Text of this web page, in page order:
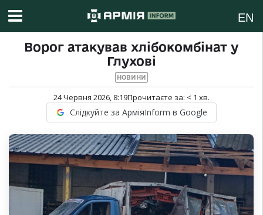
EN
Ворог атакував хлібокомбінат у
Глухові
НОВИНИ
24 Червня 2026, 8:19Прочитаєте за: < 1 хв.
Слідкуйте за АрміяInform в Google